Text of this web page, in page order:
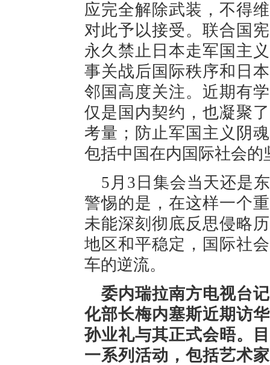
应完全解除武装，不得
对此予以接受。联合国
永久禁止日本走军国主
事关战后国际秩序和日
邻国高度关注。近期有
仅是国内契约，也凝聚
考量；防止军国主义阴
包括中国在内国际社会的
5月3日集会当天还是
警惕的是，在这样一个
未能深刻彻底反思侵略
地区和平稳定，国际社
车的逆流。
委内瑞拉南方电视台
化部长梅内塞斯近期访
孙业礼与其正式会晤。
一系列活动，包括艺术